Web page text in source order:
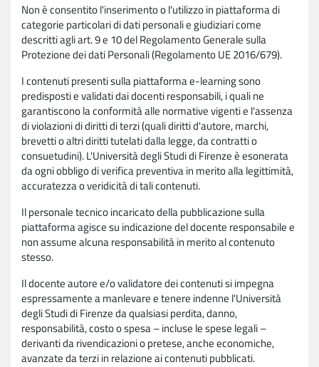
Non è consentito l'inserimento o l'utilizzo in piattaforma di
categorie particolari di dati personali e giudiziari come
descritti agli art. 9 e 10 del Regolamento Generale sulla
Protezione dei dati Personali (Regolamento UE 2016/679).
I contenuti presenti sulla piattaforma e-learning sono
predisposti e validati dai docenti responsabili, i quali ne
garantiscono la conformità alle normative vigenti e l'assenza
di violazioni di diritti di terzi (quali diritti d'autore, marchi,
brevetti o altri diritti tutelati dalla legge, da contratti o
consuetudini). L'Università degli Studi di Firenze è esonerata
da ogni obbligo di verifica preventiva in merito alla legittimità,
accuratezza o veridicità di tali contenuti.
Il personale tecnico incaricato della pubblicazione sulla
piattaforma agisce su indicazione del docente responsabile e
non assume alcuna responsabilità in merito al contenuto
stesso.
Il docente autore e/o validatore dei contenuti si impegna
espressamente a manlevare e tenere indenne l'Università
degli Studi di Firenze da qualsiasi perdita, danno,
responsabilità, costo o spesa – incluse le spese legali –
derivanti da rivendicazioni o pretese, anche economiche,
avanzate da terzi in relazione ai contenuti pubblicati.